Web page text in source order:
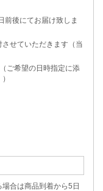
前後にてお届け致しま
せていただきます（当
ご希望の日時指定に添
合は商品到着から5日